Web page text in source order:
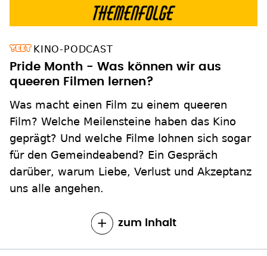
KINO-PODCAST
Pride Month - Was können wir aus
queeren Filmen lernen?
Was macht einen Film zu einem queeren
Film? Welche Meilensteine haben das Kino
geprägt? Und welche Filme lohnen sich sogar
für den Gemeindeabend? Ein Gespräch
darüber, warum Liebe, Verlust und Akzeptanz
uns alle angehen.
zum Inhalt